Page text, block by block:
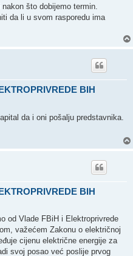
što dobijemo termin.
da li u svom rasporedu ima
BIH
da i oni pošalju predstavnika.
BIH
od Vlade FBiH i Elektroprivrede
važećem Zakonu o električnoj
cijenu električne energije za
svoj posao već poslije prvog